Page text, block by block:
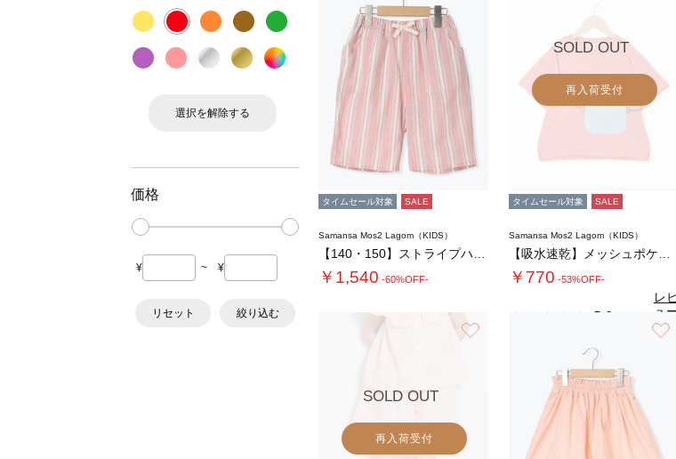
選択を解除する
価格
¥ ~ ¥
リセット 絞り込む
タイムセール対象 SALE
Samansa Mos2 Lagom（KIDS）
￥1,540 -60%OFF-
SOLD OUT
再入荷受付
タイムセール対象 SALE
Samansa Mos2 Lagom（KIDS）
￥770 -53%OFF-
5.0
レ
ュ
を見
る
SOLD OUT
再入荷受付